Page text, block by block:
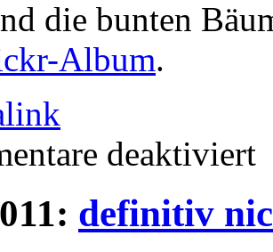
die bunten
Album.
deaktiviert
definitiv